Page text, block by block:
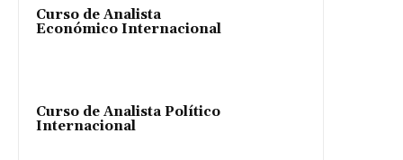
Curso de Analista
Económico Internacional
Curso de Analista Político
Internacional